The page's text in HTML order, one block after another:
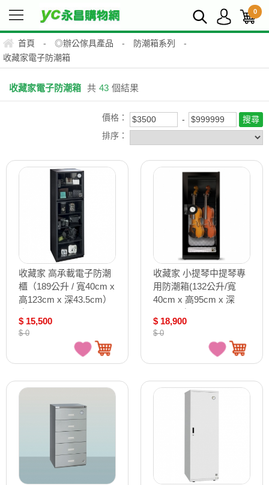
0
首頁 - ◎辦公傢具產品 - 防潮箱系列
-
收藏家電子防潮箱
收藏家電子防潮箱 共 43 個結果
價格：
排序：
收藏家 高承載電子防潮
櫃（189公升 / 寬40cm x
高123cm x 深43.5cm）
$ 15,500
$ 0
收藏家 小提琴中提琴專
用防潮箱(132公升/寬
40cm x 高95cm x 深
$ 18,900
$ 0